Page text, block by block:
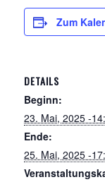
Zum
DETAILS
Beginn:
23. Mai, 2025 -
Ende:
25. Mai, 2025 -